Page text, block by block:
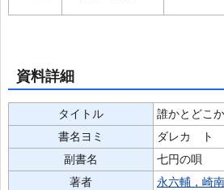
資料詳細
タイトル
誰かとどこか
書名ヨミ
ダレカ ト
副書名
七円の唄
著者
永六輔，崎